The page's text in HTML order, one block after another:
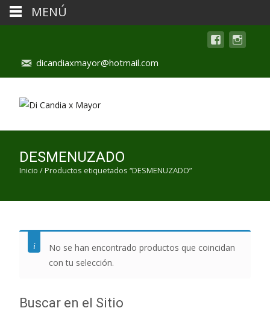
dicandiaxmayor@hotmail.com
DESMENUZADO
Inicio / Productos etiquetados “DESMENUZADO”
No se han encontrado productos que coincidan
con tu selección.
Buscar en el Sitio
MENÚ